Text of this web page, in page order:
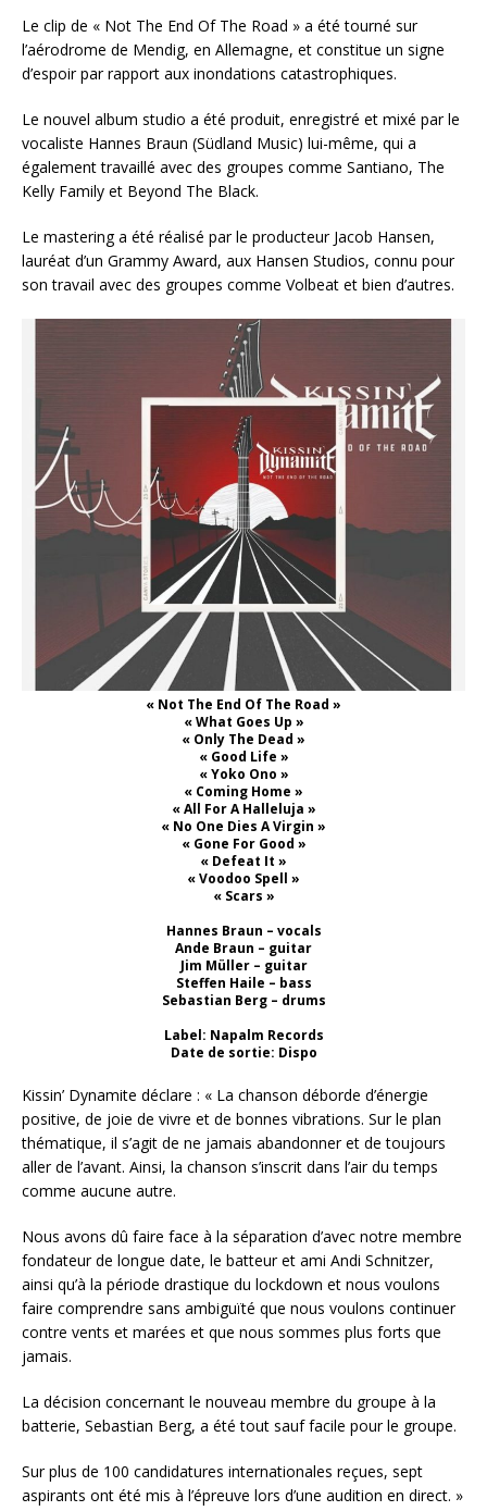
Le clip de « Not The End Of The Road » a été tourné sur
l’aérodrome de Mendig, en Allemagne, et constitue un signe
d’espoir par rapport aux inondations catastrophiques.
Le nouvel album studio a été produit, enregistré et mixé par le
vocaliste Hannes Braun (Südland Music) lui-même, qui a
également travaillé avec des groupes comme Santiano, The
Kelly Family et Beyond The Black.
Le mastering a été réalisé par le producteur Jacob Hansen,
lauréat d’un Grammy Award, aux Hansen Studios, connu pour
son travail avec des groupes comme Volbeat et bien d’autres.
« Not The End Of The Road »
« What Goes Up »
« Only The Dead »
« Good Life »
« Yoko Ono »
« Coming Home »
« All For A Halleluja »
« No One Dies A Virgin »
« Gone For Good »
« Defeat It »
« Voodoo Spell »
« Scars »
Hannes Braun – vocals
Ande Braun – guitar
Jim Müller – guitar
Steffen Haile – bass
Sebastian Berg – drums
Label: Napalm Records
Date de sortie: Dispo
Kissin’ Dynamite déclare : « La chanson déborde d’énergie
positive, de joie de vivre et de bonnes vibrations. Sur le plan
thématique, il s’agit de ne jamais abandonner et de toujours
aller de l’avant. Ainsi, la chanson s’inscrit dans l’air du temps
comme aucune autre.
Nous avons dû faire face à la séparation d’avec notre membre
fondateur de longue date, le batteur et ami Andi Schnitzer,
ainsi qu’à la période drastique du lockdown et nous voulons
faire comprendre sans ambiguïté que nous voulons continuer
contre vents et marées et que nous sommes plus forts que
jamais.
La décision concernant le nouveau membre du groupe à la
batterie, Sebastian Berg, a été tout sauf facile pour le groupe.
Sur plus de 100 candidatures internationales reçues, sept
aspirants ont été mis à l’épreuve lors d’une audition en direct. »